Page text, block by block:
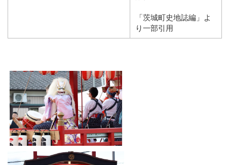
「茨城町史地誌編」よ
り一部引用